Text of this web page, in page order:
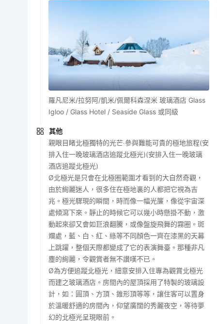
羅凡尼米/拉努阿/凱米/佩爾科森涅米 玻璃酒店 Glass
Igloo / Glass Hotel / Seaside Glass 或同級
其他
親眼目睹北極獨特的光芒‧參與難能可貴的極地旅程(安
排入住一晚玻璃酒店追蹤北極光)(安排入住一晚玻璃
酒店追蹤北極光)
Ø北極光是只會在北極圈範圍才看到的大自然奇觀，
由於絢麗迷人，很多住在極地裏的人都把它視為吉
兆。極光驟現的瞬間，時而像一幅光簾，像從宇宙深
處傾瀉下來。靜止的時候它可以幾小時懸掛不動，激
動起來卻又會如巨浪翻騰，或像盤旋飛舞的霧圈。斑
斕處，藍、白、紅、綠等不同顏色一齊在漆黑的天幕
上跳躍，整個天際都變成了它的表演舞臺。那種非凡
塵的絢麗，令觀賞者無不讚嘆不已。
Ø為方便追蹤北極光，細意安排入住專為觀賞北極光
而建之玻璃酒店。房間內的屋頂採用了特製的玻璃設
計，如：圓頂、方頂、錐形頂等等，讓住客可以置身
於溫暖舒適的房間內，仰望廣闊的秀麗夜空，等待夢
幻的北極光呈現眼前。